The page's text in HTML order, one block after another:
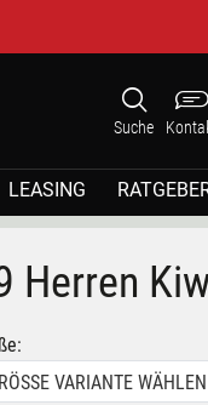
Suche
LEASING
Herren
VARIANTE WÄHLEN